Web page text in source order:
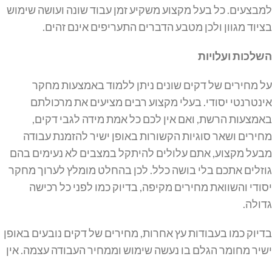
למבצעים. כל בעל מקצוע משקיע זמן עבוד שונה ועושה שימוש
בציוד מגוון ולכן מטבע הדברים התעריפים אינם זהים.
השלכות ועלויות
על מחירים של דקים שונים ניתן ללמוד באמצעות מחקר
אינטרנטי יסודי. בעלי מקצוע רבים מציעים את מרכולתם
באמצעות הרשת, ואם אין לכם כל אמת מידה לגבי דקים,
מחירים ושאר סוגיות הקשורות באופן ישיר להזמנת עבודה
מבעל מקצוע, אתם עלולים להיתקל במצבים לא נעימים בהם
גוזלים אתכם בלי בושה כלל. לכן בהחלט מומלץ לערוך מחקר
יסודי והשוואת מחירים מקיפה, בדיוק כמו לפני כל רכישה
גדולה.
בדיוק כמו בעבודות עץ אחרות, מחירים של דקים נובעים באופן
ישיר מחומר הגלם בו נעשה שימוש וממחיר העבודה עצמה. אין